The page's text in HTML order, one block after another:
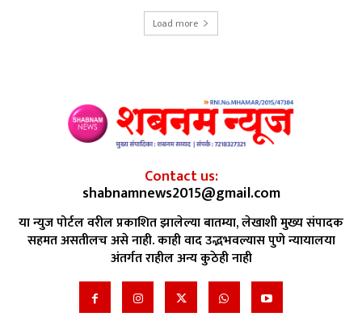
Load more
Contact us:
shabnamnews2015@gmail.com
या न्युज पोर्टल वरील प्रकाशित झालेल्या बातम्या, लेखाशी मुख्य संपादक
सहमत असतीलच असे नाही. काही वाद उद्भभवल्यास पुणे न्यायालया
अंतर्गत राहील अन्य कुठेही नाही